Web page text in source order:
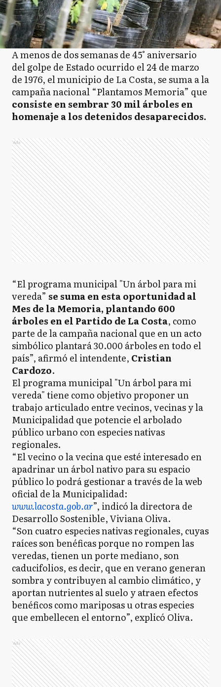
A menos de dos semanas de 45° aniversario
del golpe de Estado ocurrido el 24 de marzo
de 1976, el municipio de La Costa, se suma a la
campaña nacional “Plantamos Memoria” que
consiste en sembrar 30 mil árboles en
homenaje a los detenidos desaparecidos.
Ads
“El programa municipal "Un árbol para mi
vereda” se suma en esta oportunidad al
Mes de la Memoria, plantando 600
árboles en el Partido de La Costa, como
parte de la campaña nacional que en un acto
simbólico plantará 30.000 árboles en todo el
país”, afirmó el intendente, Cristian
Cardozo.
El programa municipal "Un árbol para mi
vereda" tiene como objetivo proponer un
trabajo articulado entre vecinos, vecinas y la
Municipalidad que potencie el arbolado
público urbano con especies nativas
regionales.
“El vecino o la vecina que esté interesado en
apadrinar un árbol nativo para su espacio
público lo podrá gestionar a través de la web
oficial de la Municipalidad:
www.lacosta.gob.ar”, indicó la directora de
Desarrollo Sostenible, Viviana Oliva.
“Son cuatro especies nativas regionales, cuyas
raíces son benéficas porque no rompen las
veredas, tienen un porte mediano, son
caducifolios, es decir, que en verano generan
sombra y contribuyen al cambio climático, y
aportan nutrientes al suelo y atraen efectos
benéficos como mariposas u otras especies
que embellecen el entorno”, explicó Oliva.
Ads